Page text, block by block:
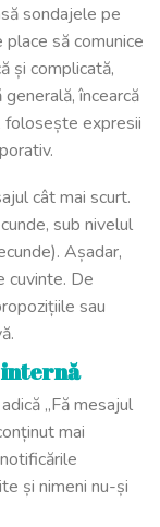
sondajele pe
să comunice
și complicată,
încearcă
folosește expresii
cât mai scurt.
sub nivelul
Așadar,
cuvinte. De
sau
internă
„Fă mesajul
mai
și nimeni nu-și